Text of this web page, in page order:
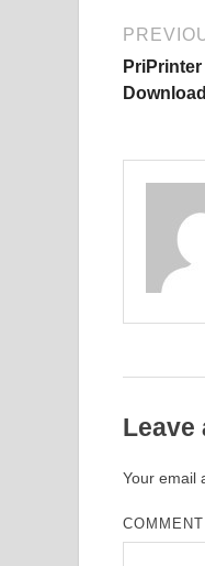
Download
Leave
Your email